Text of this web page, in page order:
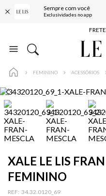
Sempre com você
Exclusividades no appENTREGA
FEMININO ACESSÓRIOS
XALE LE LIS
FEMININO
: 34.32.0120_69